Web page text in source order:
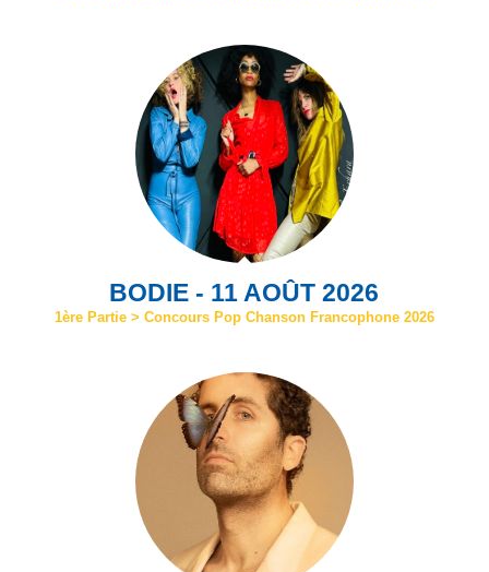
BODIE - 11 AOÛT 2026
1ère Partie > Concours Pop Chanson Francophone 2026